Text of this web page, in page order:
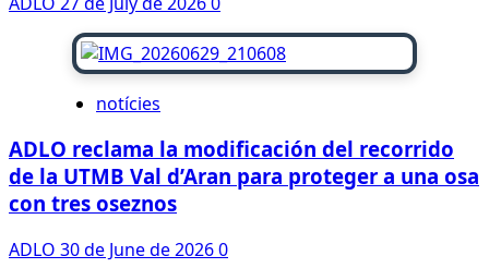
notícies
ADLO reclama la modificación del recorrido
de la UTMB Val d’Aran para proteger a una osa
con tres oseznos
ADLO 30 de June de 20260